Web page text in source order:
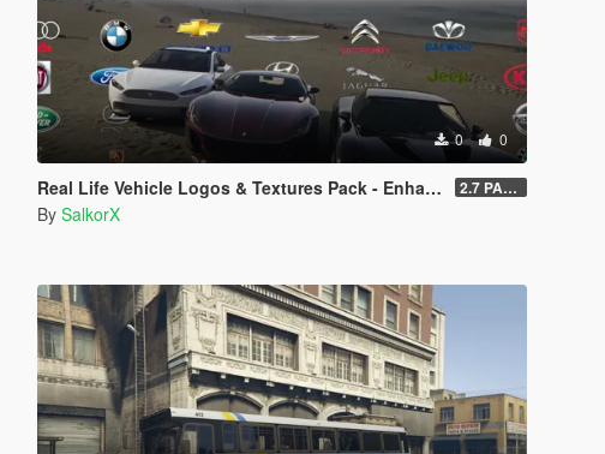
0 0
Real Life Vehicle Logos & Textures Pack - Enhanced 2.7 PART 4
By SalkorX